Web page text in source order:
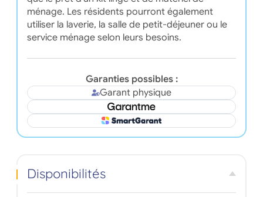
ménage. Les résidents pourront également
utiliser la laverie, la salle de petit-déjeuner ou le
service ménage selon leurs besoins.
Garanties possibles :
Garant physique
Disponibilités